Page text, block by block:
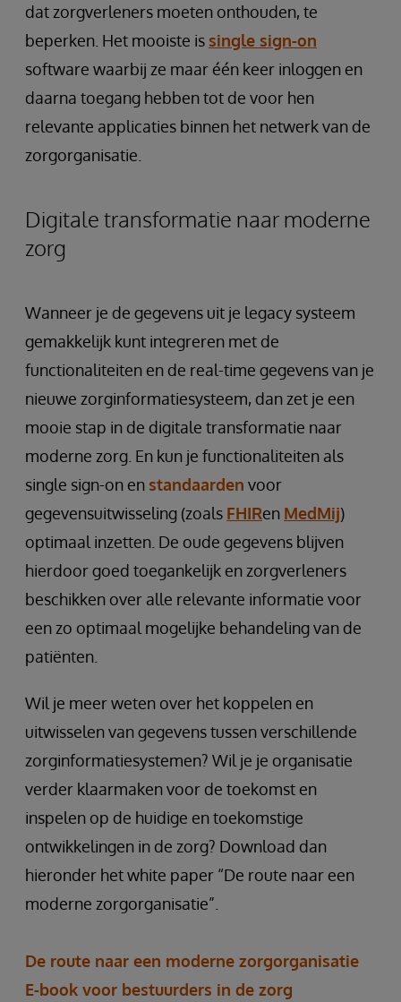
dat zorgverleners moeten onthouden, te
beperken. Het mooiste is single sign-on
software waarbij ze maar één keer inloggen en
daarna toegang hebben tot de voor hen
relevante applicaties binnen het netwerk van de
zorgorganisatie.
Digitale transformatie naar moderne
zorg
Wanneer je de gegevens uit je legacy systeem
gemakkelijk kunt integreren met de
functionaliteiten en de real-time gegevens van je
nieuwe zorginformatiesysteem, dan zet je een
mooie stap in de digitale transformatie naar
moderne zorg. En kun je functionaliteiten als
single sign-on en standaarden voor
gegevensuitwisseling (zoals FHIRen MedMij)
optimaal inzetten. De oude gegevens blijven
hierdoor goed toegankelijk en zorgverleners
beschikken over alle relevante informatie voor
een zo optimaal mogelijke behandeling van de
patiënten.
Wil je meer weten over het koppelen en
uitwisselen van gegevens tussen verschillende
zorginformatiesystemen? Wil je je organisatie
verder klaarmaken voor de toekomst en
inspelen op de huidige en toekomstige
ontwikkelingen in de zorg? Download dan
hieronder het white paper “De route naar een
moderne zorgorganisatie”.
De route naar een moderne zorgorganisatie
E-book voor bestuurders in de zorg